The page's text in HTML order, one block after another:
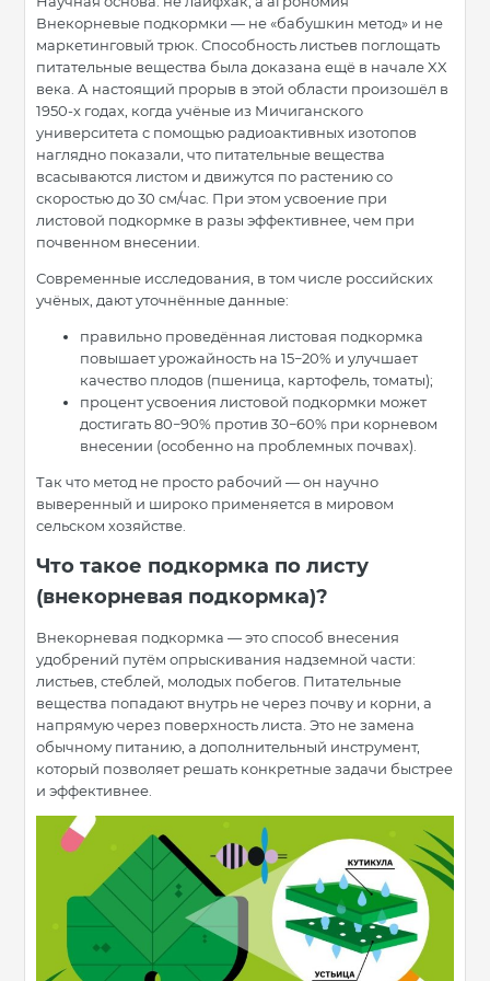
Внекорневые подкормки — не «бабушкин метод» и не
маркетинговый трюк. Способность листьев поглощать
питательные вещества была доказана ещё в начале XX
века. А настоящий прорыв в этой области произошёл в
1950-х годах, когда учёные из Мичиганского
университета с помощью радиоактивных изотопов
наглядно показали, что питательные вещества
всасываются листом и движутся по растению со
скоростью до 30 см/час. При этом усвоение при
листовой подкормке в разы эффективнее, чем при
почвенном внесении.
Современные исследования, в том числе российских
учёных, дают уточнённые данные:
правильно проведённая листовая подкормка
повышает урожайность на 15−20% и улучшает
качество плодов (пшеница, картофель, томаты);
процент усвоения листовой подкормки может
достигать 80−90% против 30−60% при корневом
внесении (особенно на проблемных почвах).
Так что метод не просто рабочий — он научно
выверенный и широко применяется в мировом
сельском хозяйстве.
Что такое подкормка по листу
(внекорневая подкормка)?
Внекорневая подкормка — это способ внесения
удобрений путём опрыскивания надземной части:
листьев, стеблей, молодых побегов. Питательные
вещества попадают внутрь не через почву и корни, а
напрямую через поверхность листа. Это не замена
обычному питанию, а дополнительный инструмент,
который позволяет решать конкретные задачи быстрее
и эффективнее.